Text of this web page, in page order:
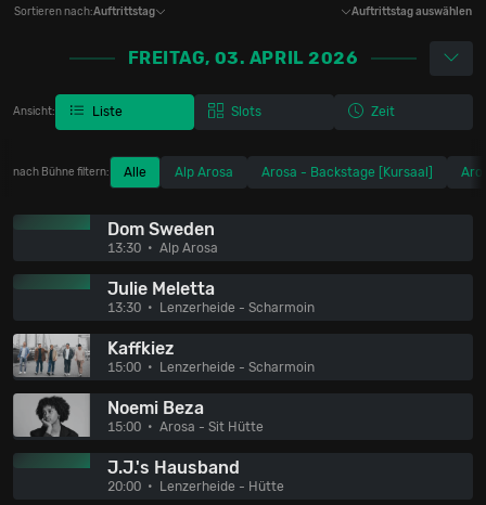
Sortieren nach:Auftrittstag Auftrittstag auswählen
FREITAG, 03. APRIL 2026
Ansicht: Liste Slots Zeit
nach Bühne filtern: Alle Alp Arosa Arosa - Backstage [Kursaal]
Dom Sweden
13:30 Alp Arosa
Julie Meletta
13:30 Lenzerheide - Scharmoin
Kaffkiez
15:00 Lenzerheide - Scharmoin
Noemi Beza
15:00 Arosa - Sit Hütte
J.J.'s Hausband
20:00 Lenzerheide - Hütte